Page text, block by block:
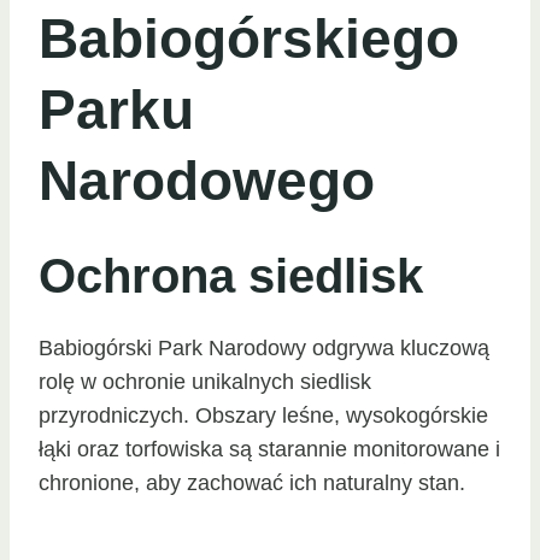
Babiogórskiego
Parku
Narodowego
Ochrona siedlisk
Babiogórski Park Narodowy odgrywa kluczową
rolę w ochronie unikalnych siedlisk
przyrodniczych. Obszary leśne, wysokogórskie
łąki oraz torfowiska są starannie monitorowane i
chronione, aby zachować ich naturalny stan.